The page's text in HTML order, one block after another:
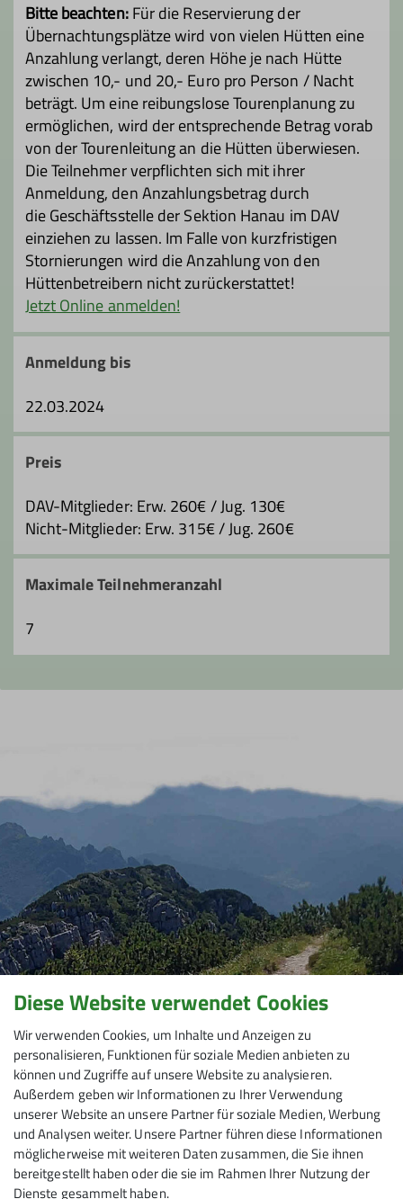
Qualifikationen
Wanderleiter*in
Ämter
Schriftführer*in
Referent*in Umwelt & Naturschutz
Bitte beachten:Für die Reservierung der
Übernachtungsplätze wird von vielen Hütten eine
Anzahlung verlangt, deren Höhe je nach Hütte
zwischen 10,- und 20,- Euro pro Person / Nacht
beträgt. Um eine reibungslose Tourenplanung zu
ermöglichen, wird der entsprechende Betrag vorab
von der Tourenleitung an die Hütten überwiesen.
Die Teilnehmer verpflichten sich mit ihrer
Anmeldung, den Anzahlungsbetrag durch
die Geschäftsstelle der Sektion Hanau im DAV
einziehen zu lassen. Im Falle von kurzfristigen
Stornierungen wird die Anzahlung von den
Hüttenbetreibern nicht zurückerstattet!
Jetzt Online anmelden!
Anmeldung bis
22.03.2024
Preis
DAV-Mitglieder: Erw. 260€ / Jug. 130€
Nicht-Mitglieder: Erw. 315€ / Jug. 260€
Maximale Teilnehmeranzahl
7
Diese Website verwendet Cookies
Wir verwenden Cookies, um Inhalte und Anzeigen zu
personalisieren, Funktionen für soziale Medien anbieten zu
können und Zugriffe auf unsere Website zu analysieren.
Außerdem geben wir Informationen zu Ihrer Verwendung
unserer Website an unsere Partner für soziale Medien, Werbung
und Analysen weiter. Unsere Partner führen diese Informationen
möglicherweise mit weiteren Daten zusammen, die Sie ihnen
bereitgestellt haben oder die sie im Rahmen Ihrer Nutzung der
Dienste gesammelt haben.